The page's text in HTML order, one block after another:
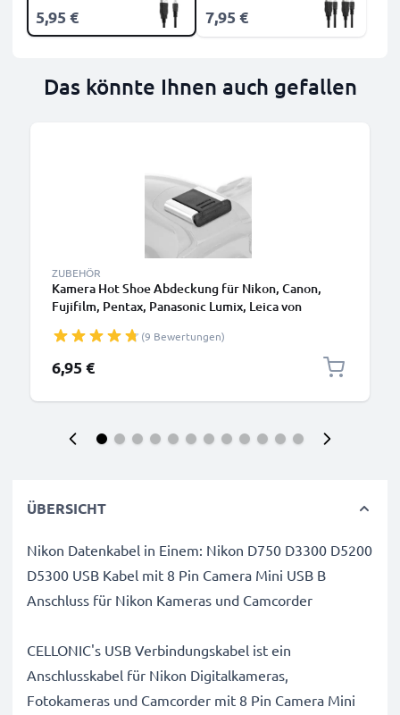
5,95 € 7,95 €
Das könnte Ihnen auch gefallen
ZUBEHÖR
Kamera Hot Shoe Abdeckung für Nikon, Canon,
Fujifilm, Pentax, Panasonic Lumix, Leica von
(9 Bewertungen)
6,95 €
ÜBERSICHT
Nikon Datenkabel in Einem: Nikon D750 D3300 D5200
D5300 USB Kabel mit 8 Pin Camera Mini USB B
Anschluss für Nikon Kameras und Camcorder
CELLONIC's USB Verbindungskabel ist ein
Anschlusskabel für Nikon Digitalkameras,
Fotokameras und Camcorder mit 8 Pin Camera Mini